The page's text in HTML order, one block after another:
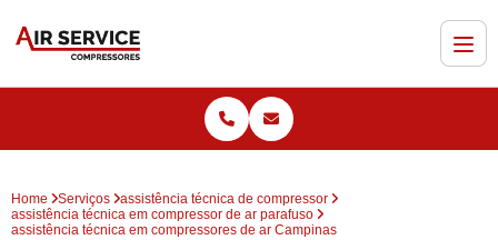
Home Serviços
assistência técnica de compressor
assistência técnica em compressor de ar parafuso
assistência técnica em compressores de ar Campinas